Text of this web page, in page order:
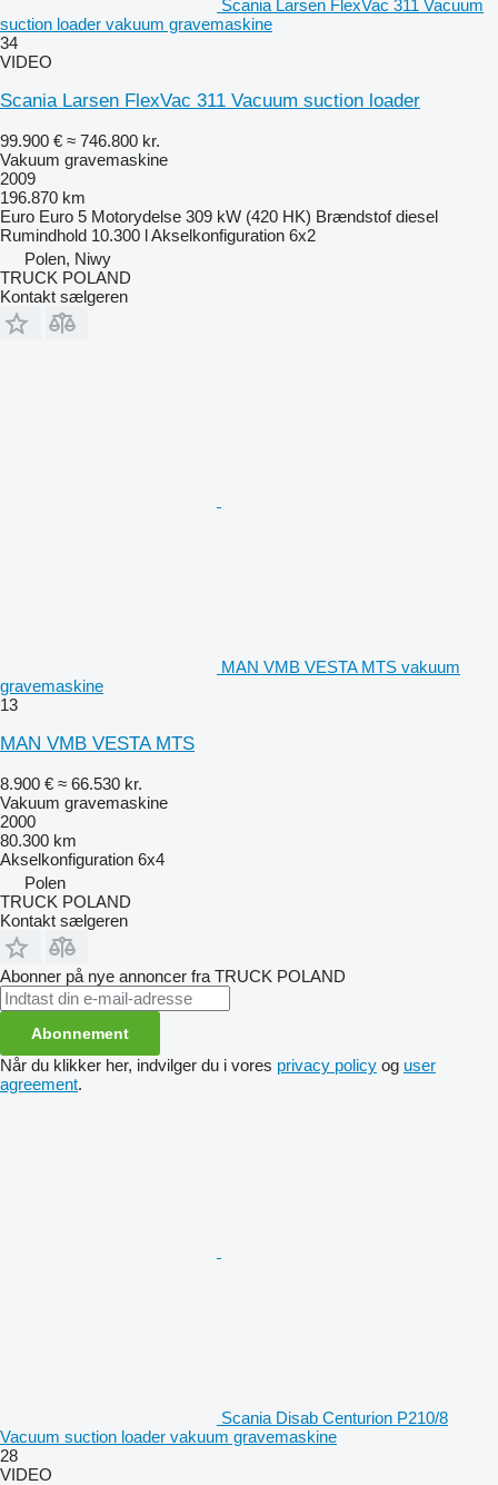
Scania Larsen FlexVac 311 Vacuum
suction loader vakuum gravemaskine
34
VIDEO
Scania Larsen FlexVac 311 Vacuum suction loader
99.900 € ≈ 746.800 kr.
Vakuum gravemaskine
2009
196.870 km
Euro Euro 5 Motorydelse 309 kW (420 HK) Brændstof diesel
Rumindhold 10.300 lAkselkonfiguration 6x2
Polen, Niwy
TRUCK POLAND
Kontakt sælgeren
MAN VMB VESTA MTS vakuum
gravemaskine
13
MAN VMB VESTA MTS
8.900 € ≈ 66.530 kr.
Vakuum gravemaskine
2000
80.300 km
Akselkonfiguration 6x4
Polen
TRUCK POLAND
Kontakt sælgeren
Abonner på nye annoncer fra TRUCK POLAND
Abonnement
Når du klikker her, indvilger du i vores privacy policy og user
agreement.
Scania Disab Centurion P210/8
Vacuum suction loader vakuum gravemaskine
28
VIDEO